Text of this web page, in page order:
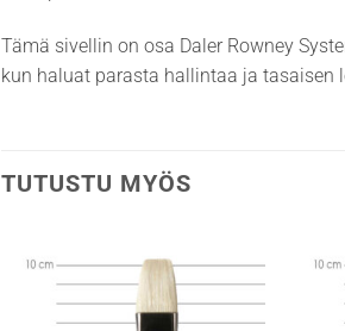
Tämä sivellin on osa Daler Rowney
kun haluat parasta hallintaa ja tasaisen
TUTUSTU MYÖS